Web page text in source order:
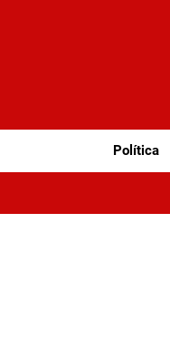
Política